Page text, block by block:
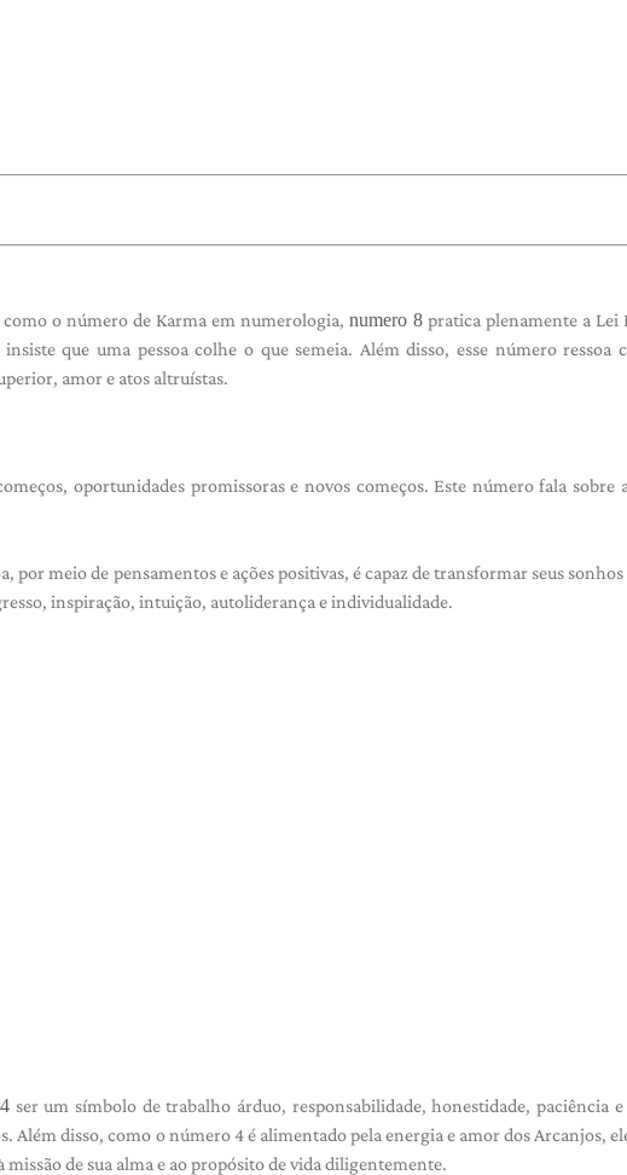
o número de Karma em numerologia, numero 8pratica plenamente a Lei
que uma pessoa colhe o que semeia. Além disso, esse número ressoa
amor e atos altruístas.
oportunidades promissoras e novos começos. Este número fala sobre
por meio de pensamentos e ações positivas, é capaz de transformar seus
inspiração, intuição, autoliderança e individualidade.
ser um símbolo de trabalho árduo, responsabilidade, honestidade, paciência
Além disso, como o número 4 é alimentado pela energia e amor dos Arcanjos,
missão de sua alma e ao propósito de vida diligentemente.